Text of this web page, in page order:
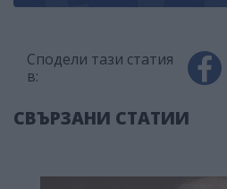
Сподели тази статия
в:
СВЪРЗАНИ СТАТИИ